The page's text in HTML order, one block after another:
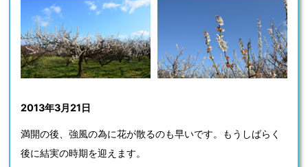
2013年3月21日
満開の後、強風の為に花が散るのも早いです。もうしばらく
後に結実の時期を迎えます。